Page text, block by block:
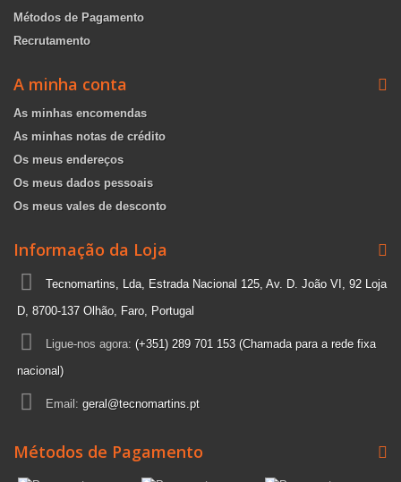
Métodos de Pagamento
Recrutamento
A minha conta
As minhas encomendas
As minhas notas de crédito
Os meus endereços
Os meus dados pessoais
Os meus vales de desconto
Informação da Loja
Tecnomartins, Lda, Estrada Nacional 125, Av. D. João VI, 92 Loja
D, 8700-137 Olhão, Faro, Portugal
Ligue-nos agora: (+351) 289 701 153 (Chamada para a rede fixa
nacional)
Email: geral@tecnomartins.pt
Métodos de Pagamento